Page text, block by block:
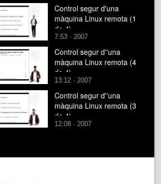
Control segur d'una
màquina Linux remota (1
de 4)
7:53 · 2007
Control segur d''una
màquina Linux remota (4
de 4)
13:12 · 2007
Control segur d''una
màquina Linux remota (3
de 4)
12:08 · 2007